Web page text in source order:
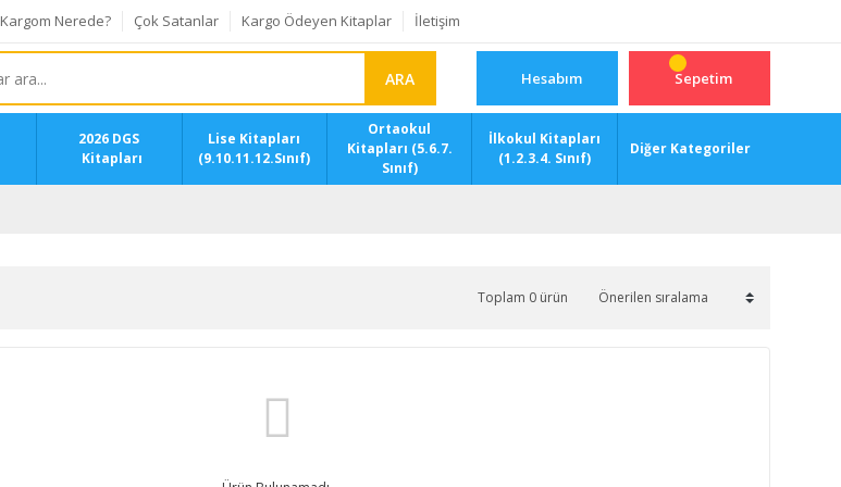
Kargom Nerede? Çok Satanlar Kargo Ödeyen Kitaplar İletişim
ARA Hesabım Sepetim
2026 DGS
Kitapları
Lise Kitapları
(9.10.11.12.Sınıf)
Ortaokul
Kitapları (5.6.7.
Sınıf)
İlkokul Kitapları
(1.2.3.4. Sınıf)
Diğer Kategoriler
Toplam 0 ürün